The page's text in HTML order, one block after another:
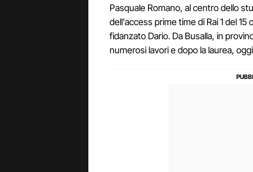
Pasquale Romano, al centro dello
dell'access prime time di Rai 1 del
fidanzato Dario. Da Busalla, in
numerosi lavori e dopo la laurea,